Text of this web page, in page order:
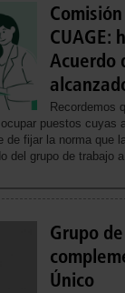
CUAGE:
Acuerdo
Recordemos
puestos cuyas
de fijar la norma que
del grupo de trabajo
Grupo
Único